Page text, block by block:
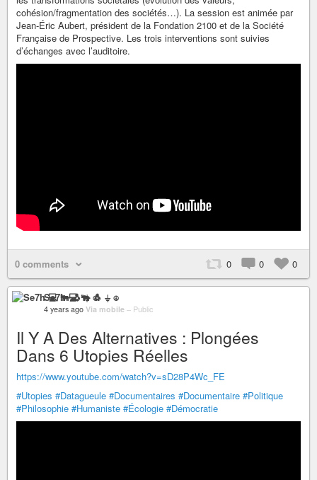
cohésion/fragmentation des sociétés…). La session est animée par
Jean-Éric Aubert, président de la Fondation 2100 et de la Société
Française de Prospective. Les trois interventions sont suivies
d’échanges avec l’auditoire.
0 comments 0 0 0
Se7h 💻 🐃 🐧 ⏚ ☮
4 years ago Via mobile – Public
Il Y A Des Alternatives : Plongées
Dans 6 Utopies Réelles
https://www.youtube.com/watch?v=sD28P4Wc_FE
#Utopies #Datagueule #Documentaires #Documentaire #Politique
#Philosophie #Humaniste #Écologie #Démocratie